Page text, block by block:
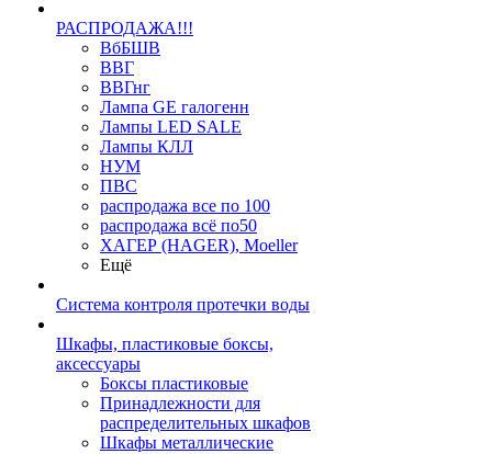
РАСПРОДАЖА!!!
ВбБШВ
ВВГ
ВВГнг
Лампа GE галогенн
Лампы LED SALE
Лампы КЛЛ
НУМ
ПВС
распродажа все по 100
распродажа всё по50
ХАГЕР (HAGER), Moeller
Ещё
Система контроля протечки воды
Шкафы, пластиковые боксы,
аксессуары
Боксы пластиковые
Принадлежности для
распределительных шкафов
Шкафы металлические